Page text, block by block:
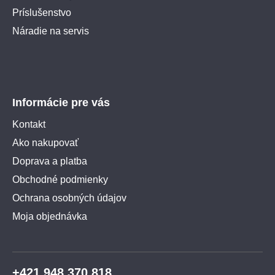
Príslušenstvo
Náradie na servis
Informácie pre vás
Kontakt
Ako nakupovať
Doprava a platba
Obchodné podmienky
Ochrana osobných údajov
Moja objednávka
+421 948 370 818